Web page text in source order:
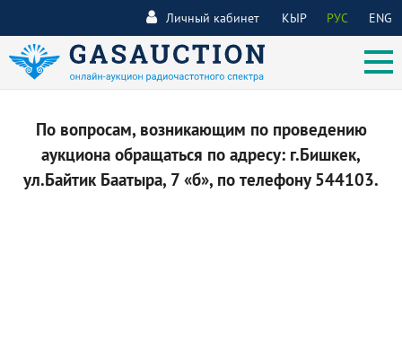
КЫР РУС ENG
Личный кабинет
По вопросам, возникающим по проведению
аукциона обращаться по адресу: г.Бишкек,
ул.Байтик Баатыра, 7 «б», по телефону 544103.